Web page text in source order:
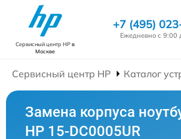
Сервисный центр HPв
Москве
+7 (495)
Ежедневно с 9:00
Сервисный центр HP Каталог
Замена корпуса
HP 15-DC0005UR